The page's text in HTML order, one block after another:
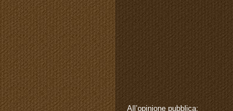
All’opinione pubblica: